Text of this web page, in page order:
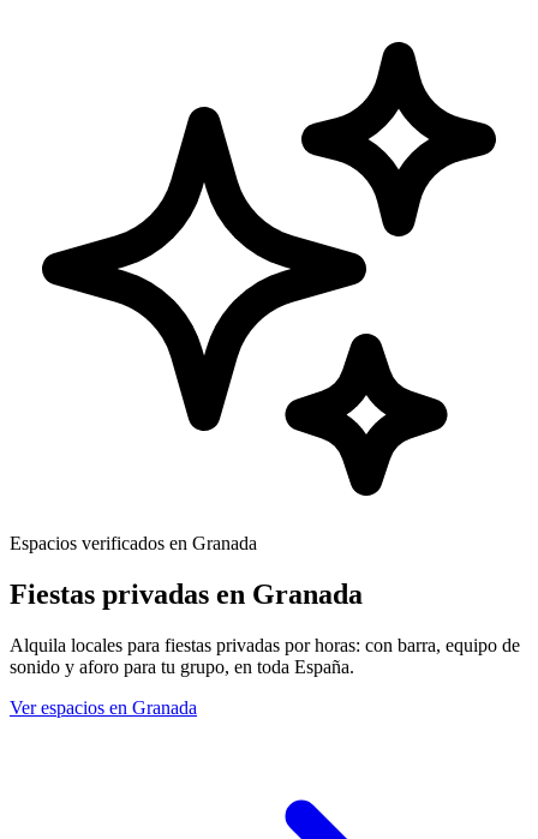
Espacios verificados en Granada
Fiestas privadas en Granada
Alquila locales para fiestas privadas por horas: con barra, equipo de
sonido y aforo para tu grupo, en toda España.
Ver espacios en Granada